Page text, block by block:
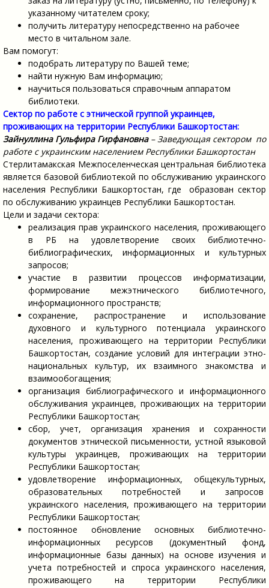
указанному читателем сроку;
получить литературу непосредственно на рабочее
место в читальном зале.
Вам помогут:
подобрать литературу по Вашей теме;
найти нужную Вам информацию;
научиться пользоваться справочным аппаратом
библиотеки.
Сектор по работе с этнической группой украинцев,
проживающих на территории Республики Башкортостан:
Зайнуллина Гульфира Гирфановна– Заведующая сектором по
работе с украинским населением Республики Башкортостан
Стерлитамакская Межпоселенческая центральная библиотека
является базовой библиотекой по обслуживанию украинского
населения Республики Башкортостан, где образован сектор
по обслуживанию украинцев Республики Башкортостан.
Цели и задачи сектора:
реализация прав украинского населения, проживающего
в РБ на удовлетворение своих библиотечно-
библиографических, информационных и культурных
запросов;
участие в развитии процессов информатизации,
формирование межэтнического библиотечного,
информационного пространств;
сохранение, распространение и использование
духовного и культурного потенциала украинского
населения, проживающего на территории Республики
Башкортостан, создание условий для интеграции этно-
национальных культур, их взаимного знакомства и
взаимообогащения;
организация библиографического и информационного
обслуживания украинцев, проживающих на территории
Республики Башкортостан;
сбор, учет, организация хранения и сохранности
документов этнической письменности, устной языковой
культуры украинцев, проживающих на территории
Республики Башкортостан;
удовлетворение информационных, общекультурных,
образовательных потребностей и запросов
украинского населения, проживающего на территории
Республики Башкортостан;
постоянное обновление основных библиотечно-
информационных ресурсов (документный фонд,
информационные базы данных) на основе изучения и
учета потребностей и спроса украинского населения,
проживающего на территории Республики